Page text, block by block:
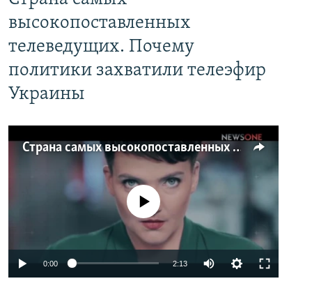
высокопоставленных
телеведущих. Почему
политики захватили телеэфир
Украины
Страна самых высокопоставленных телеведущих. Почему политики захватили телеэфир Украины
No media source currently available
0:00 2:13